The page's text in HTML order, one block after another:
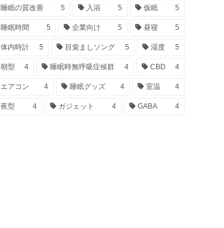
睡眠の質改善 5 入浴 5 仮眠 5
睡眠時間 5 企業向け 5 昼寝 5
体内時計 5 目覚ましソング 5 湿度 5
朝型 4 睡眠時無呼吸症候群 4 CBD 4
エアコン 4 睡眠グッズ 4 室温 4
夜型 4 ガジェット 4 GABA 4